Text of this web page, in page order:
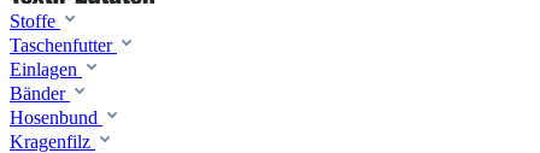
Stoffe
Taschenfutter
Einlagen
Bänder
Hosenbund
Kragenfilz